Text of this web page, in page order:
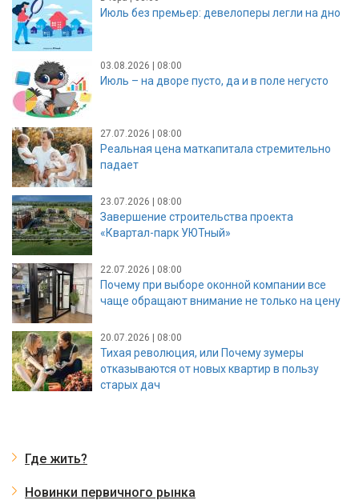
Июль без премьер: девелоперы легли на дно
03.08.2026 | 08:00
Июль – на дворе пусто, да и в поле негусто
27.07.2026 | 08:00
Реальная цена маткапитала стремительно
падает
23.07.2026 | 08:00
Завершение строительства проекта
«Квартал-парк УЮТный»
22.07.2026 | 08:00
Почему при выборе оконной компании все
чаще обращают внимание не только на цену
20.07.2026 | 08:00
Тихая революция, или Почему зумеры
отказываются от новых квартир в пользу
старых дач
Где жить?
Новинки первичного рынка